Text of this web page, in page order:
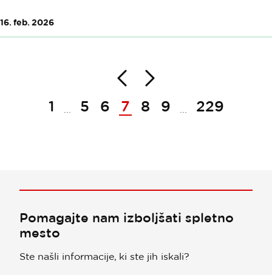
16. feb. 2026
NazajNaprej
1
5 6 7 8 9 229
Pomagajte nam izboljšati spletno
mesto
Ste našli informacije, ki ste jih iskali?